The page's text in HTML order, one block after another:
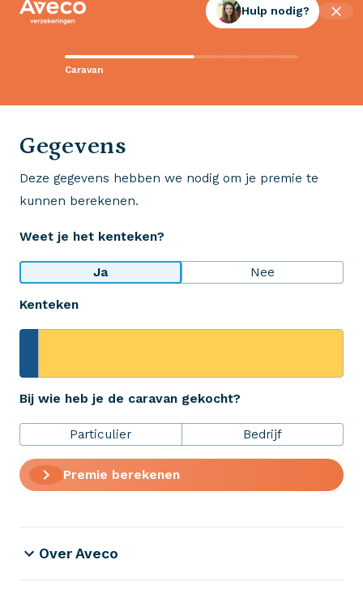
Caravan
Hulp nodig?
Gegevens
Deze gegevens hebben we nodig om je premie te
kunnen berekenen.
Weet je het kenteken?
Ja Nee
Kenteken
Bij wie heb je de caravan gekocht?
Particulier Bedrijf
Premie berekenen
Contact met Aveco?
Wij staan voor je klaar!
Wij krijgen een 8,5!
Op basis van ruim 3.000 reviews
Bekijk wat anderen over ons zeggen
+31 (0)523 - 20 80 30
Verzekeringen
Over Aveco